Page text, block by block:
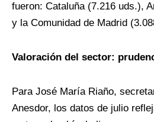
fueron: Cataluña (7.216 uds.),
y la Comunidad de Madrid
Valoración del sector:
Para José María Riaño,
Anesdor, los datos de julio